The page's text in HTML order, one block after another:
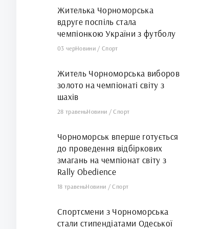
Жителька Чорноморська
вдруге поспіль стала
чемпіонкою України з футболу
03 черНовини /Спорт
Житель Чорноморська виборов
золото на чемпіонаті світу з
шахів
28 травеньНовини /Спорт
Чорноморськ вперше готується
до проведення відбіркових
змагань на чемпіонат світу з
Rally Obedience
18 травеньНовини /Спорт
Спортсмени з Чорноморська
стали стипендіатами Одеської